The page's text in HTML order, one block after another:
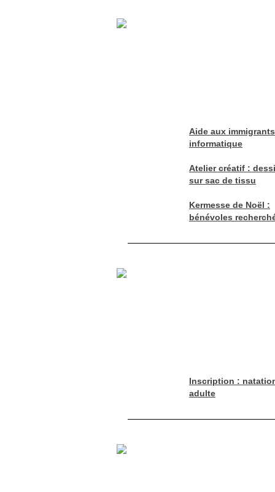
Aide aux
informatique
Atelier créatif :
sur sac de tissu
Kermesse de Noël :
bénévoles
Inscription :
adulte